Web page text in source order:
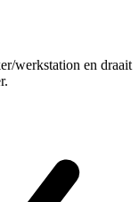
werkstation en draait